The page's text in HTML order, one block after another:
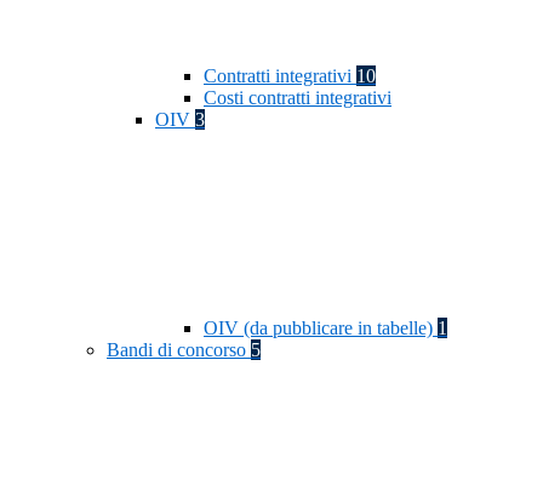
Contratti integrativi 10
Costi contratti integrativi
OIV 3
OIV (da pubblicare in tabelle) 1
Bandi di concorso 5